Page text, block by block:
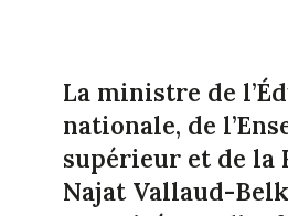
La ministre de
nationale, de
supérieur et de la
Najat Vallaud-